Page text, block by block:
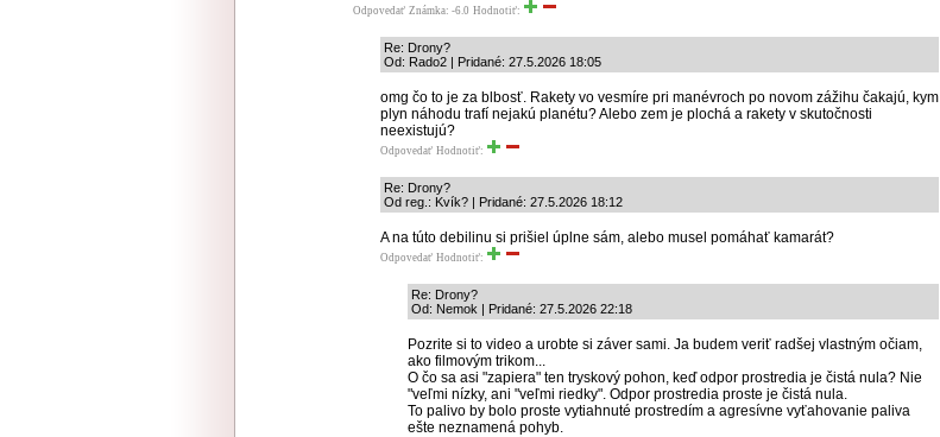
Odpovedať Známka: -6.0 Hodnotiť:
Re: Drony?
Od: Rado2 | Pridané: 27.5.2026 18:05
omg čo to je za blbosť. Rakety vo vesmíre pri manévroch po novom zážihu čakajú, kym
plyn náhodu trafí nejakú planétu? Alebo zem je plochá a rakety v skutočnosti
neexistujú?
Odpovedať Hodnotiť:
Re: Drony?
Od reg.: Kvík? | Pridané: 27.5.2026 18:12
A na túto debilinu si prišiel úplne sám, alebo musel pomáhať kamarát?
Odpovedať Hodnotiť:
Re: Drony?
Od: Nemok | Pridané: 27.5.2026 22:18
Pozrite si to video a urobte si záver sami. Ja budem veriť radšej vlastným očiam,
ako filmovým trikom...
O čo sa asi "zapiera" ten tryskový pohon, keď odpor prostredia je čistá nula? Nie
"veľmi nízky, ani "veľmi riedky". Odpor prostredia proste je čistá nula.
To palivo by bolo proste vytiahnuté prostredím a agresívne vyťahovanie paliva
ešte neznamená pohyb.